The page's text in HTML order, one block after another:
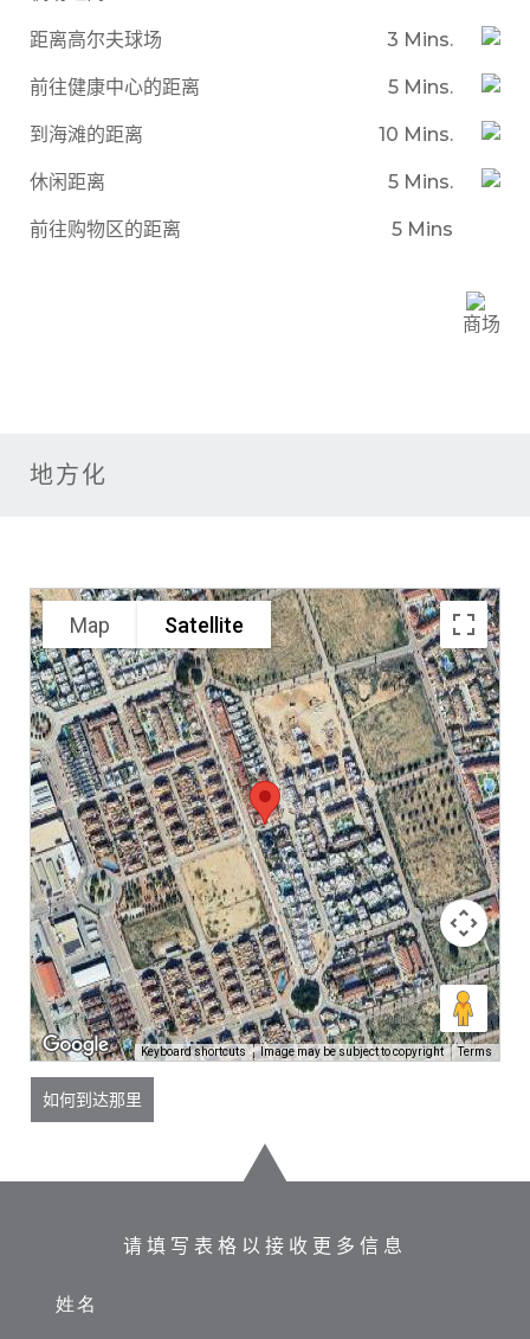
距离高尔夫球场 3 Mins.
前往健康中心的距离 5 Mins.
到海滩的距离 10 Mins.
休闲距离 5 Mins.
前往购物区的距离 5 Mins
商场
地方化
Map Satellite
Keyboard shortcuts Image may be subject to copyright Terms
如何到达那里
请填写表格以接收更多信息
姓名